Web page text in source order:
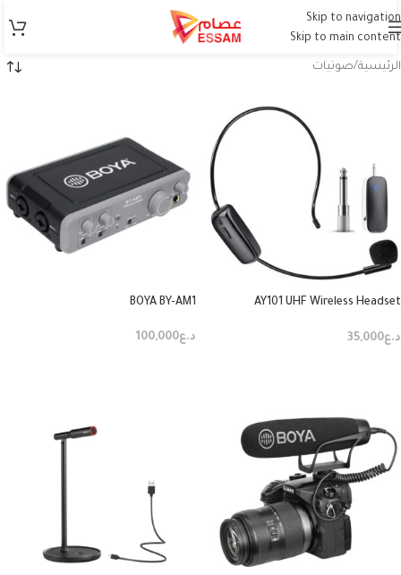
Skip to navigation
Skip to main content
الرئيسية صوتيات
AY101 UHF Wireless Headset
د.ع35,000
BOYA BY-AM1
د.ع100,000